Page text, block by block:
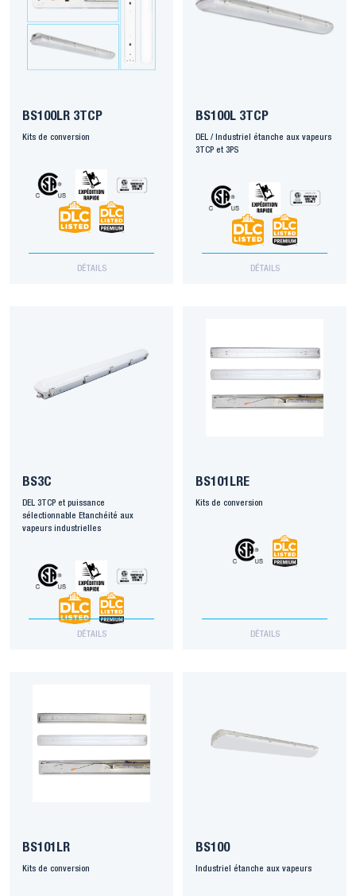
BS100LR 3TCP
Kits de conversion
DÉTAILS
BS100L 3TCP
DEL / Industriel étanche aux vapeurs
3TCP et 3PS
DÉTAILS
BS3C
DEL 3TCP et puissance
sélectionnable Etanchéité aux
vapeurs industrielles
DÉTAILS
BS101LRE
Kits de conversion
DÉTAILS
BS101LR
Kits de conversion
BS100
Industriel étanche aux vapeurs